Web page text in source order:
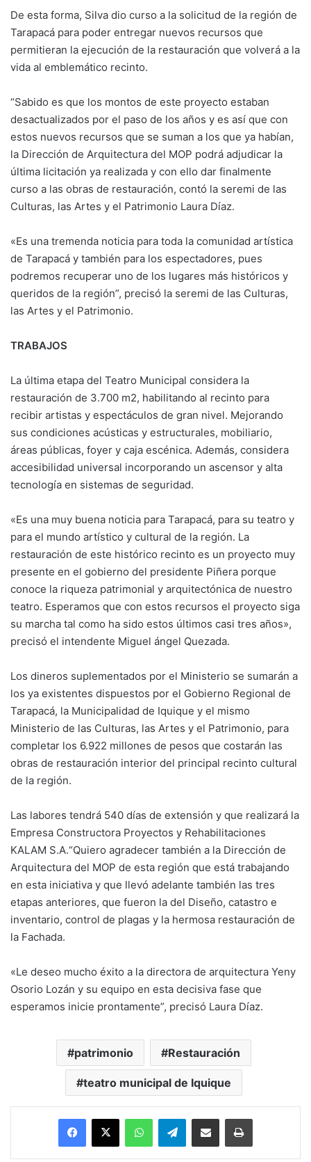
De esta forma, Silva dio curso a la solicitud de la región de
Tarapacá para poder entregar nuevos recursos que
permitieran la ejecución de la restauración que volverá a la
vida al emblemático recinto.
“Sabido es que los montos de este proyecto estaban
desactualizados por el paso de los años y es así que con
estos nuevos recursos que se suman a los que ya habían,
la Dirección de Arquitectura del MOP podrá adjudicar la
última licitación ya realizada y con ello dar finalmente
curso a las obras de restauración, contó la seremi de las
Culturas, las Artes y el Patrimonio Laura Díaz.
«Es una tremenda noticia para toda la comunidad artística
de Tarapacá y también para los espectadores, pues
podremos recuperar uno de los lugares más históricos y
queridos de la región”, precisó la seremi de las Culturas,
las Artes y el Patrimonio.
TRABAJOS
La última etapa del Teatro Municipal considera la
restauración de 3.700 m2, habilitando al recinto para
recibir artistas y espectáculos de gran nivel. Mejorando
sus condiciones acústicas y estructurales, mobiliario,
áreas públicas, foyer y caja escénica. Además, considera
accesibilidad universal incorporando un ascensor y alta
tecnología en sistemas de seguridad.
«Es una muy buena noticia para Tarapacá, para su teatro y
para el mundo artístico y cultural de la región. La
restauración de este histórico recinto es un proyecto muy
presente en el gobierno del presidente Piñera porque
conoce la riqueza patrimonial y arquitectónica de nuestro
teatro. Esperamos que con estos recursos el proyecto siga
su marcha tal como ha sido estos últimos casi tres años»,
precisó el intendente Miguel ángel Quezada.
Los dineros suplementados por el Ministerio se sumarán a
los ya existentes dispuestos por el Gobierno Regional de
Tarapacá, la Municipalidad de Iquique y el mismo
Ministerio de las Culturas, las Artes y el Patrimonio, para
completar los 6.922 millones de pesos que costarán las
obras de restauración interior del principal recinto cultural
de la región.
Las labores tendrá 540 días de extensión y que realizará la
Empresa Constructora Proyectos y Rehabilitaciones
KALAM S.A.“Quiero agradecer también a la Dirección de
Arquitectura del MOP de esta región que está trabajando
en esta iniciativa y que llevó adelante también las tres
etapas anteriores, que fueron la del Diseño, catastro e
inventario, control de plagas y la hermosa restauración de
la Fachada.
«Le deseo mucho éxito a la directora de arquitectura Yeny
Osorio Lozán y su equipo en esta decisiva fase que
esperamos inicie prontamente”, precisó Laura Díaz.
patrimonio Restauración
teatro municipal de Iquique
Facebook
X WhatsAppTelegramEnviar vía email Imprimir